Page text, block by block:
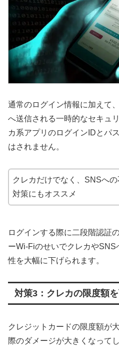
通常のログイン情報に加えて
へ送信される一時的なセキュ
カ系アプリのログインIDとパ
はされません。
クレカだけでなく、SNSへ
対策にもオススメ
ログインする際に二段階認証
ーWi-Fiのせいでクレカや
性を大幅に下げられます。
対策3：クレカの限度額
クレジットカードの限度額が
際のダメージが大きくなって